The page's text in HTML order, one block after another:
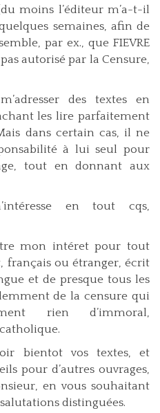
moins l’éditeur m’a-t-il
semaines, afin de
par ex., que FIEVRE
pas autorisé par la Censure,
des textes en
les lire parfaitement
dans certain cas, il ne
à lui seul pour
tout en donnant aux
en tout cqs,
mon intéret pour tout
français ou étranger, écrit
et de presque tous les
de la censure qui
rien d’immoral,
bientot vos textes, et
pour d’autres ouvrages,
en vous souhaitant
distinguées.